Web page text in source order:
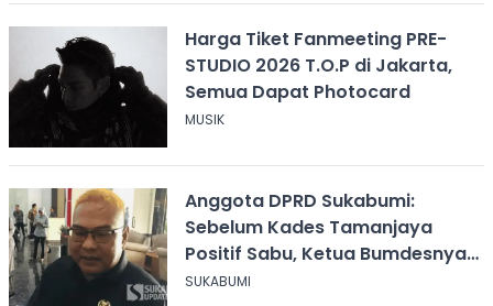
Harga Tiket Fanmeeting PRE-
STUDIO 2026 T.O.P di Jakarta,
Semua Dapat Photocard
MUSIK
Anggota DPRD Sukabumi:
Sebelum Kades Tamanjaya
Positif Sabu, Ketua Bumdesnya
Juga Terjerat Dugaan Narkoba
SUKABUMI